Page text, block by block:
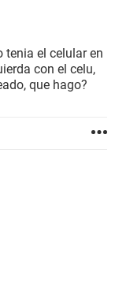
el celular en
con el celu,
que hago?